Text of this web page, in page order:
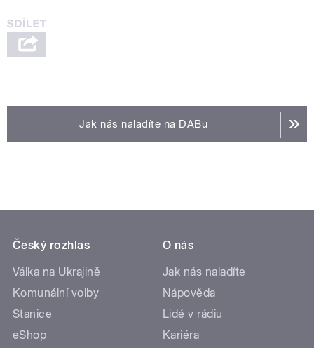
Jak nás naladíte na DABu
Český rozhlas
Válka na Ukrajině
Komunální volby
Stanice
eShop
O nás
Jak nás naladíte
Nápověda
Lidé v rádiu
Kariéra